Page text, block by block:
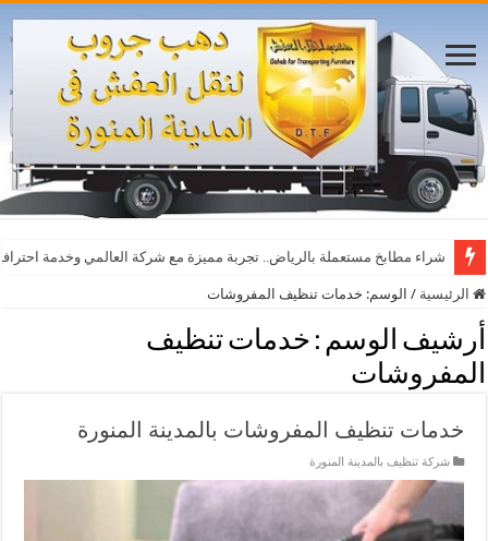
شراء مطابخ مستعملة بالرياض.. تجربة مميزة مع شركة العالمي وخدمة
الرئيسية / الوسم: خدمات تنظيف المفروشات
أرشيف الوسم : خدمات تنظيف
المفروشات
خدمات تنظيف المفروشات بالمدينة المنورة
شركة تنظيف بالمدينة المنورة